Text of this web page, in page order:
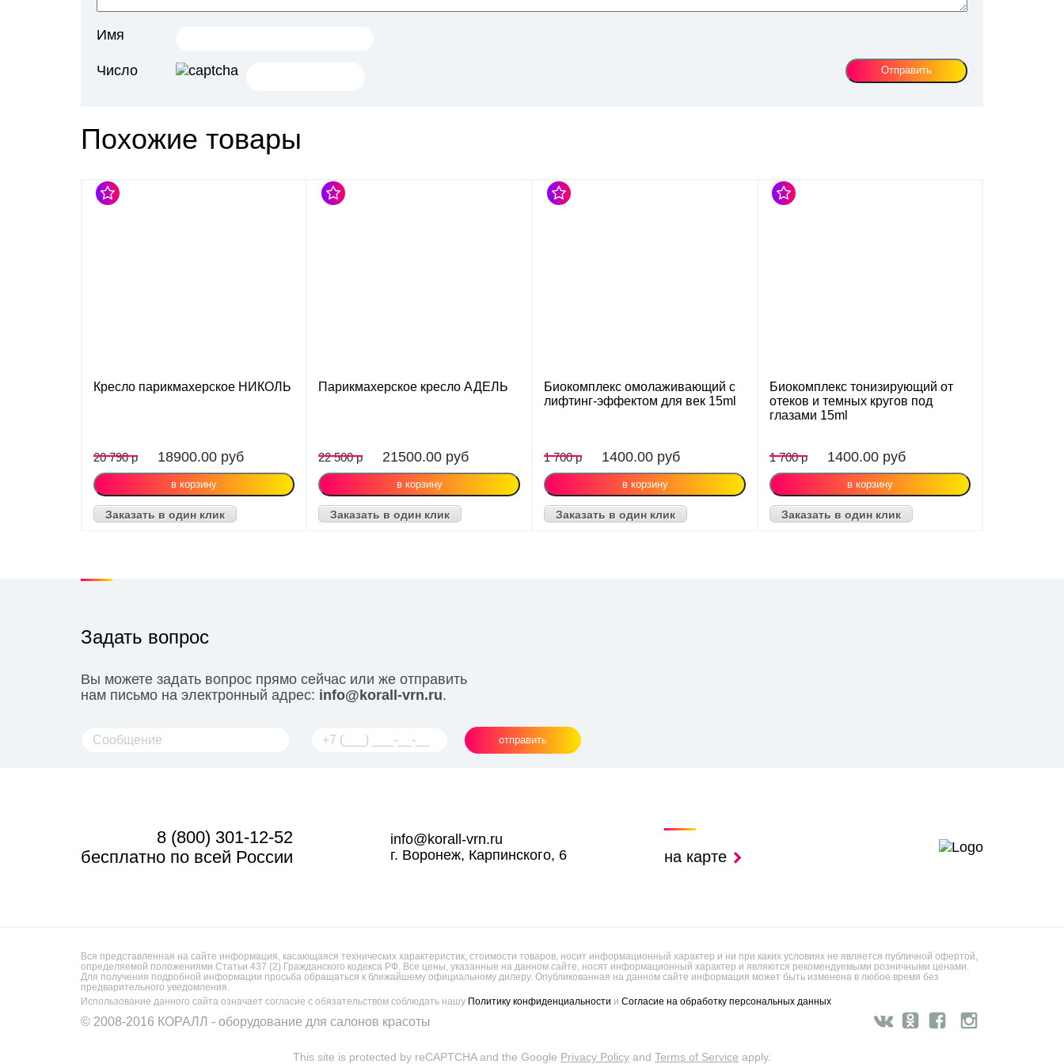
Имя
Число
Похожие товары
Кресло парикмахерское НИКОЛЬ
20 790 р 18900.00 руб
Заказать в один клик
Парикмахерское кресло АДЕЛЬ
22 500 р 21500.00 руб
Заказать в один клик
Биокомплекс омолаживающий с
лифтинг-эффектом для век 15ml
1 700 р 1400.00 руб
Заказать в один клик
Биокомплекс тонизирующий от
отеков и темных кругов под
глазами 15ml
1 700 р 1400.00 руб
Заказать в один клик
Задать вопрос
Вы можете задать вопрос прямо сейчас или же отправить
нам письмо на электронный адрес: info@korall-vrn.ru.
отправить
8 (800) 301-12-52
бесплатно по всей России
info@korall-vrn.ru
г. Воронеж, Карпинского, 6
на карте
Вся представленная на сайте информация, касающаяся технических характеристик, стоимости товаров, носит информационный характер и ни при каких условиях не является публичной офертой,
определяемой положениями Статьи 437 (2) Гражданского кодекса РФ. Все цены, указанные на данном сайте, носят информационный характер и являются рекомендуемыми розничными ценами.
Для получения подробной информации просьба обращаться к ближайшему официальному дилеру. Опубликованная на данном сайте информация может быть изменена в любое время без
предварительного уведомления.
Использование данного сайта означает согласие с обязательством соблюдать нашу Политику конфиденциальности и Согласие на обработку персональных данных
© 2008-2016 КОРАЛЛ - оборудование для салонов красоты
This site is protected by reCAPTCHA and the Google Privacy Policy and Terms of Service apply.